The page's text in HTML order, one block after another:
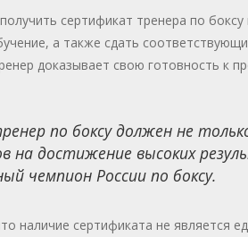
сертификат тренера по
а также сдать
доказывает свою готовность к
по боксу должен не
на достижение высоких
чемпион России по боксу.
наличие сертификата не является